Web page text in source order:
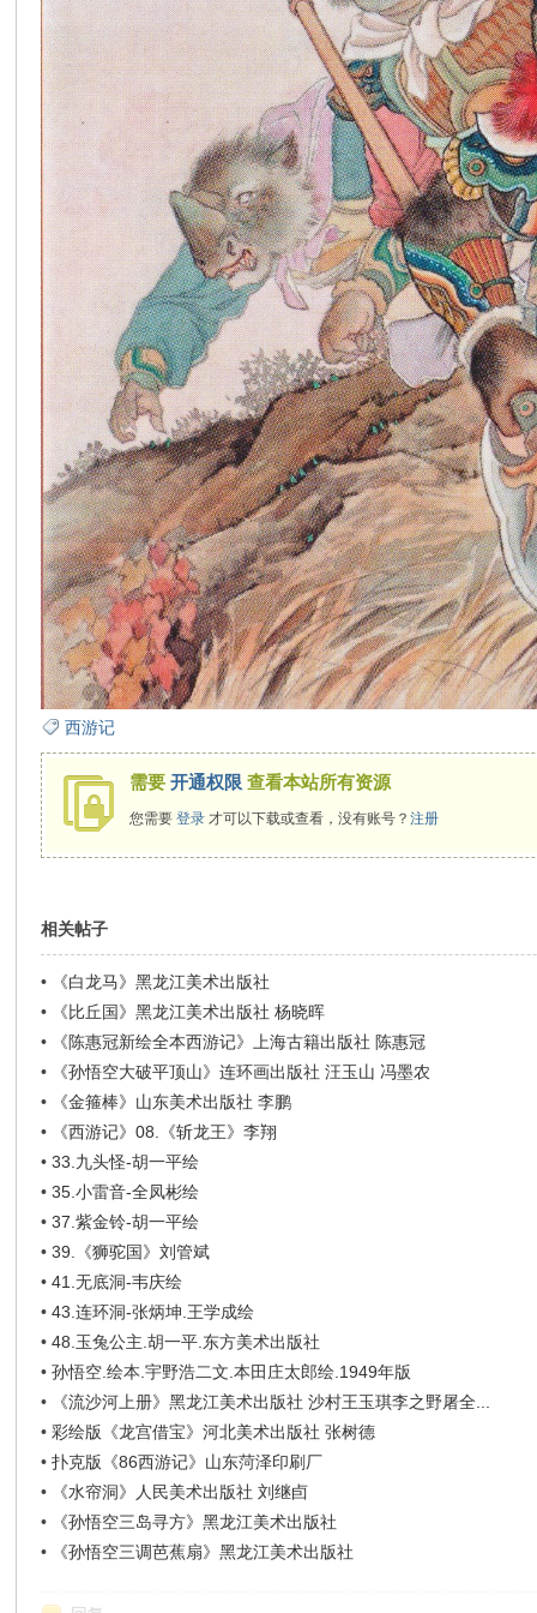
西游记
需要开通权限 查看本站所有资源
您需要登录 才可以下载或查看，没有账号？注册
相关帖子
•
《白龙马》黑龙江美术出版社
•
《比丘国》黑龙江美术出版社 杨晓晖
•
《陈惠冠新绘全本西游记》上海古籍出版社 陈惠冠
•
《孙悟空大破平顶山》连环画出版社 汪玉山 冯墨农
•
《金箍棒》山东美术出版社 李鹏
•
《西游记》08.《斩龙王》李翔
•33.九头怪-胡一平绘
•35.小雷音-全凤彬绘
•37.紫金铃-胡一平绘
•39.《狮驼国》刘管斌
•41.无底洞-韦庆绘
•43.连环洞-张炳坤.王学成绘
•48.玉兔公主.胡一平.东方美术出版社
•孙悟空.绘本.宇野浩二文.本田庄太郎绘.1949年版
•
《流沙河上册》黑龙江美术出版社 沙村王玉琪李之野屠全...
•彩绘版《龙宫借宝》河北美术出版社 张树德
•扑克版《86西游记》山东菏泽印刷厂
•
《水帘洞》人民美术出版社 刘继卣
•
《孙悟空三岛寻方》黑龙江美术出版社
•
《孙悟空三调芭蕉扇》黑龙江美术出版社